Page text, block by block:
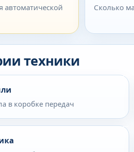
автоматической
Сколько
техники
в коробке передач